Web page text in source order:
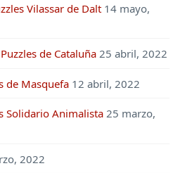
Vilassar de Dalt 14 mayo,
de Cataluña 25 abril, 2022
de Masquefa 12 abril, 2022
Solidario Animalista 25 marzo,
2022